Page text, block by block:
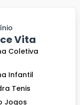
Vita
Coletiva
Infantil
Tenis
Jogos